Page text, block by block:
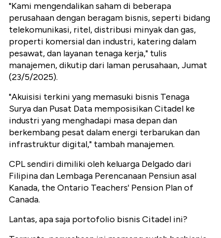
"Kami mengendalikan saham di beberapa
perusahaan dengan beragam bisnis, seperti bidang
telekomunikasi, ritel, distribusi minyak dan gas,
properti komersial dan industri, katering dalam
pesawat, dan layanan tenaga kerja," tulis
manajemen, dikutip dari laman perusahaan, Jumat
(23/5/2025).
"Akuisisi terkini yang memasuki bisnis Tenaga
Surya dan Pusat Data memposisikan Citadel ke
industri yang menghadapi masa depan dan
berkembang pesat dalam energi terbarukan dan
infrastruktur digital," tambah manajemen.
CPL sendiri dimiliki oleh keluarga Delgado dari
Filipina dan Lembaga Perencanaan Pensiun asal
Kanada, the Ontario Teachers' Pension Plan of
Canada.
Lantas, apa saja portofolio bisnis Citadel ini?